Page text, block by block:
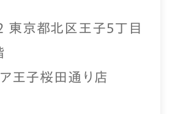
東京都北区王子5丁目
ア王子桜田通り店